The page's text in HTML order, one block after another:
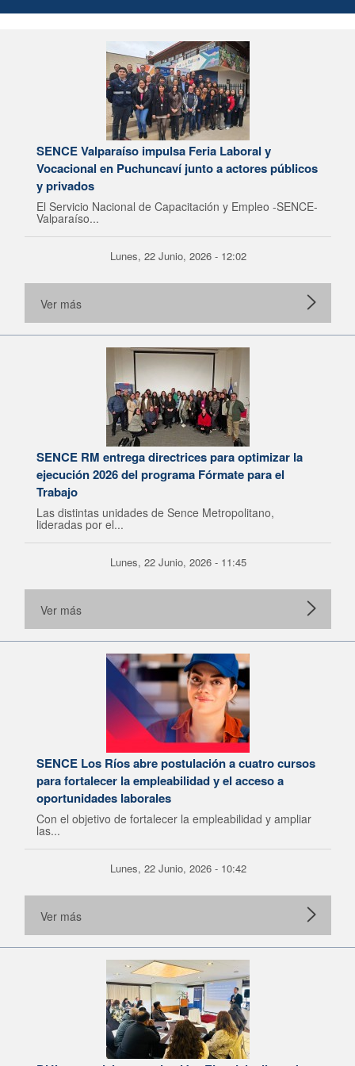
SENCE Valparaíso impulsa Feria Laboral y
Vocacional en Puchuncaví junto a actores públicos
y privados
El Servicio Nacional de Capacitación y Empleo -SENCE-
Valparaíso...
Lunes, 22 Junio, 2026 - 12:02
Ver más
SENCE RM entrega directrices para optimizar la
ejecución 2026 del programa Fórmate para el
Trabajo
Las distintas unidades de Sence Metropolitano,
lideradas por el...
Lunes, 22 Junio, 2026 - 11:45
Ver más
SENCE Los Ríos abre postulación a cuatro cursos
para fortalecer la empleabilidad y el acceso a
oportunidades laborales
Con el objetivo de fortalecer la empleabilidad y ampliar
las...
Lunes, 22 Junio, 2026 - 10:42
Ver más